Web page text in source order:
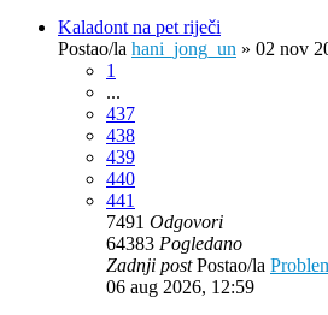
Kaladont na pet riječi
Postao/la hani_jong_un » 02 nov
1
...
437
438
439
440
441
7491 Odgovori
64383 Pogledano
Zadnji postPostao/la
06 aug 2026, 12:59